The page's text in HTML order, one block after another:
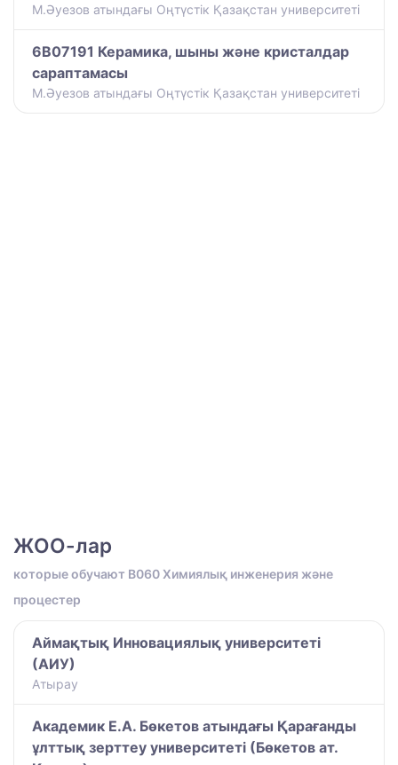
М.Әуезов атындағы Оңтүстік Қазақстан университеті
6B07191 Керамика, шыны және кристалдар
сараптамасы
М.Әуезов атындағы Оңтүстік Қазақстан университеті
ЖОО-лар
которые обучают B060 Химиялық инженерия және
процестер
Аймақтық Инновациялық университеті
(АИУ)
Атырау
Академик Е.А. Бөкетов атындағы Қарағанды
ұлттық зерттеу университеті (Бөкетов ат.